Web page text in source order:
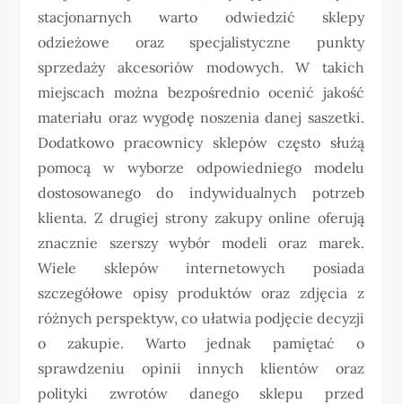
stacjonarnych warto odwiedzić sklepy
odzieżowe oraz specjalistyczne punkty
sprzedaży akcesoriów modowych. W takich
miejscach można bezpośrednio ocenić jakość
materiału oraz wygodę noszenia danej saszetki.
Dodatkowo pracownicy sklepów często służą
pomocą w wyborze odpowiedniego modelu
dostosowanego do indywidualnych potrzeb
klienta. Z drugiej strony zakupy online oferują
znacznie szerszy wybór modeli oraz marek.
Wiele sklepów internetowych posiada
szczegółowe opisy produktów oraz zdjęcia z
różnych perspektyw, co ułatwia podjęcie decyzji
o zakupie. Warto jednak pamiętać o
sprawdzeniu opinii innych klientów oraz
polityki zwrotów danego sklepu przed